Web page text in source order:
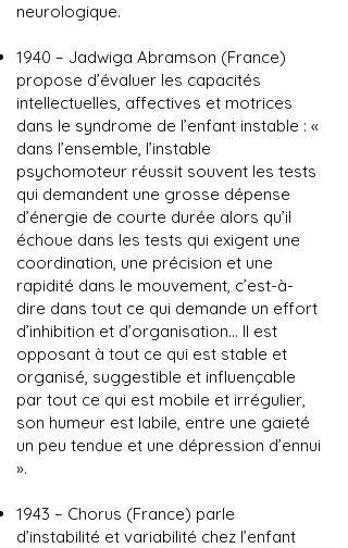
neurologique.
1940 – Jadwiga Abramson (France)
propose d’évaluer les capacités
intellectuelles, affectives et motrices
dans le syndrome de l’enfant instable : «
dans l’ensemble, l’instable
psychomoteur réussit souvent les tests
qui demandent une grosse dépense
d’énergie de courte durée alors qu’il
échoue dans les tests qui exigent une
coordination, une précision et une
rapidité dans le mouvement, c’est-à-
dire dans tout ce qui demande un effort
d’inhibition et d’organisation... Il est
opposant à tout ce qui est stable et
organisé, suggestible et influençable
par tout ce qui est mobile et irrégulier,
son humeur est labile, entre une gaieté
un peu tendue et une dépression d’ennui
».
1943 – Chorus (France) parle
d’instabilité et variabilité chez l’enfant